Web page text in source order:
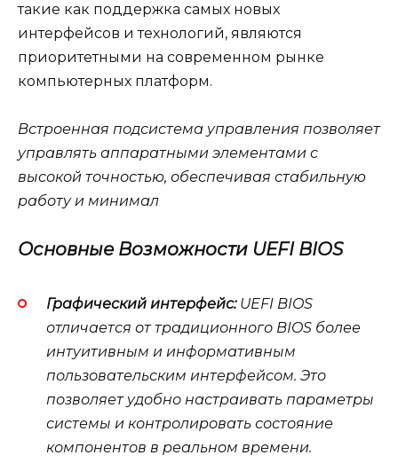
такие как поддержка самых новых
интерфейсов и технологий, являются
приоритетными на современном рынке
компьютерных платформ.
Встроенная подсистема управления позволяет
управлять аппаратными элементами с
высокой точностью, обеспечивая стабильную
работу и минимал
Основные Возможности UEFI BIOS
Графический интерфейс:UEFI BIOS
отличается от традиционного BIOS более
интуитивным и информативным
пользовательским интерфейсом. Это
позволяет удобно настраивать параметры
системы и контролировать состояние
компонентов в реальном времени.